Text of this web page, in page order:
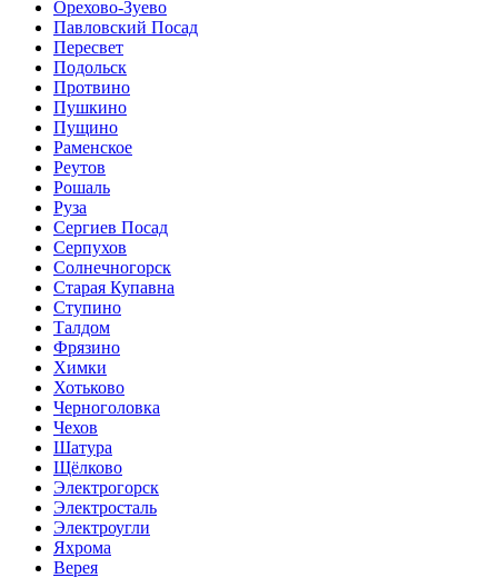
Орехово-Зуево
Павловский Посад
Пересвет
Подольск
Протвино
Пушкино
Пущино
Раменское
Реутов
Рошаль
Руза
Сергиев Посад
Серпухов
Солнечногорск
Старая Купавна
Ступино
Талдом
Фрязино
Химки
Хотьково
Черноголовка
Чехов
Шатура
Щёлково
Электрогорск
Электросталь
Электроугли
Яхрома
Верея